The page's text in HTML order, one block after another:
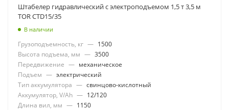
Штабелер гидравлический с электроподъемом 1,5 т 3,5 м
TOR CTD15/35
В наличии
Грузоподъемность, кг — 1500
Высота подъема, мм — 3500
Передвижение — механическое
Подъем — электрический
Тип аккумулятора — свинцово-кислотный
Аккумулятор, V/Ah — 12/120
Длина вил, мм — 1150